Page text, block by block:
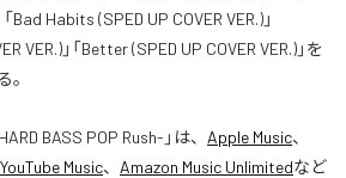
Bad Habits (SPED UP COVER VER.)」
VER.)」「Better (SPED UP COVER VER.)」を
。
BASS POP Rush- 」は、 Apple Music、
YouTube Music、 Amazon Music Unlimitedなど